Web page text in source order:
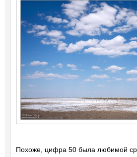
Похоже, цифра 50 была любимой